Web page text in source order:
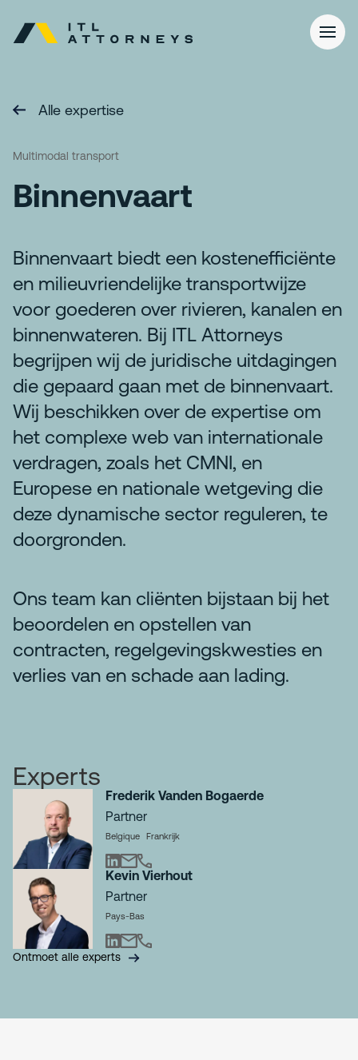
Alle expertise
Multimodal transport
Binnenvaart
Binnenvaart biedt een kostenefficiënte
en milieuvriendelijke transportwijze
voor goederen over rivieren, kanalen en
binnenwateren. Bij ITL Attorneys
begrijpen wij de juridische uitdagingen
die gepaard gaan met de binnenvaart.
Wij beschikken over de expertise om
het complexe web van internationale
verdragen, zoals het CMNI, en
Europese en nationale wetgeving die
deze dynamische sector reguleren, te
doorgronden.
Ons team kan cliënten bijstaan bij het
beoordelen en opstellen van
contracten, regelgevingskwesties en
verlies van en schade aan lading.
Experts
Frederik Vanden Bogaerde
Partner
Belgique Frankrijk
Kevin Vierhout
Partner
Pays-Bas
Ontmoet alle experts